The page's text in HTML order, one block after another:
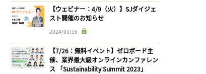
【ウェビナー：4/9（火）】SJダイジェ
スト開催のお知らせ
2024/03/16
【7/26：無料イベント】ゼロボード主
催、業界最大級オンラインカンファレン
ス 「Sustainability Summit 2023」